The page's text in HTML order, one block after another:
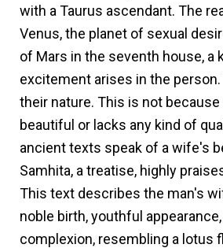
with a Taurus ascendant. The
Venus, the planet of sexual
of Mars in the seventh house, a
excitement arises in the
their nature. This is not
beautiful or lacks any kind of
ancient texts speak of a wife's
Samhita, a treatise, highly
This text describes the man's
noble birth, youthful
complexion, resembling a lotus